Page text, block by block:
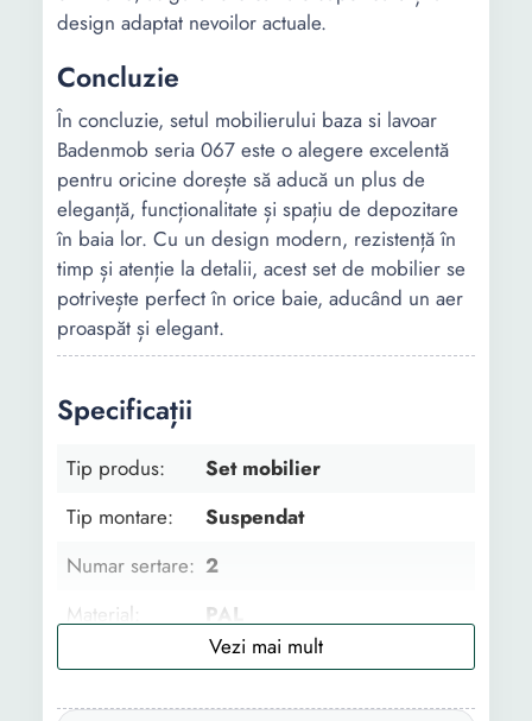
design adaptat nevoilor actuale.
Concluzie
În concluzie, setul mobilierului baza si lavoar
Badenmob seria 067 este o alegere excelentă
pentru oricine dorește să aducă un plus de
eleganță, funcționalitate și spațiu de depozitare
în baia lor. Cu un design modern, rezistență în
timp și atenție la detalii, acest set de mobilier se
potrivește perfect în orice baie, aducând un aer
proaspăt și elegant.
Specificații
Tip produs:
Set mobilier
Tip montare:
Suspendat
Numar sertare: 2
Material:
PAL
Caracteristici
Rezistent la zgarieturi